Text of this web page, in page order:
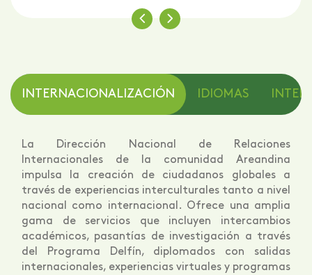
INTERNACIONALIZACIÓN IDIOMAS
La Dirección Nacional de Relaciones
Internacionales de la comunidad Areandina
impulsa la creación de ciudadanos globales a
través de experiencias interculturales tanto a nivel
nacional como internacional. Ofrece una amplia
gama de servicios que incluyen intercambios
académicos, pasantías de investigación a través
del Programa Delfín, diplomados con salidas
internacionales, experiencias virtuales y programas